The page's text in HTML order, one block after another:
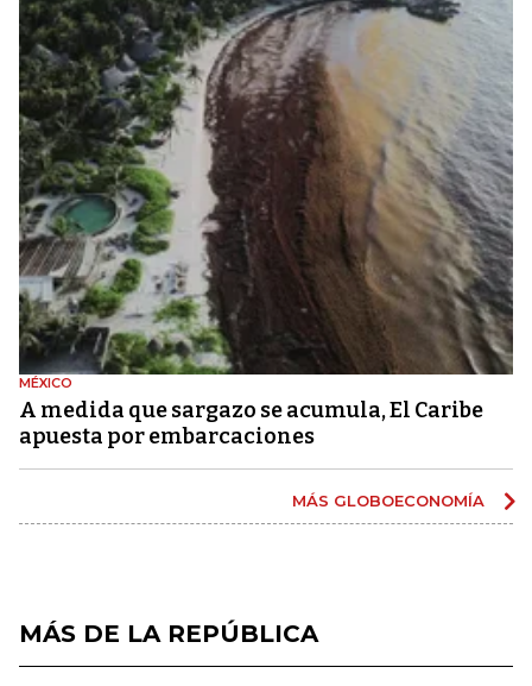
MÉXICO
A medida que sargazo se acumula, El Caribe
apuesta por embarcaciones
MÁS GLOBOECONOMÍA
MÁS DE LA REPÚBLICA